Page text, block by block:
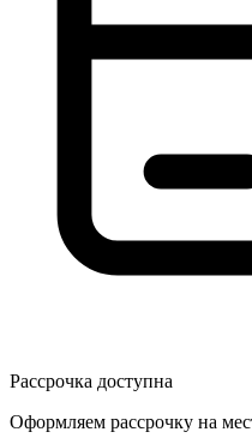
Рассрочка доступна
Оформляем рассрочку на